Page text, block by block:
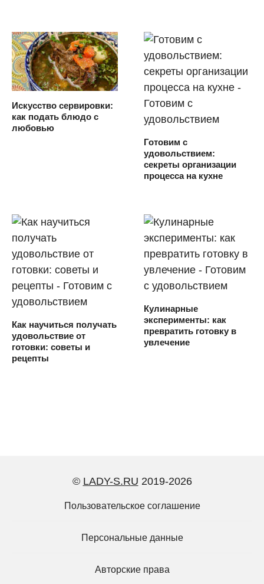
Искусство сервировки:
как подать блюдо с
любовью
Готовим с
удовольствием:
секреты организации
процесса на кухне
Как научиться получать
удовольствие от
готовки: советы и
рецепты
Кулинарные
эксперименты: как
превратить готовку в
увлечение
© LADY-S.RU 2019-2026
Пользовательское соглашение
Персональные данные
Авторские права